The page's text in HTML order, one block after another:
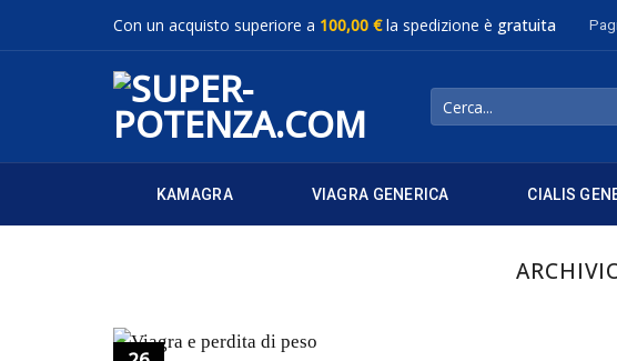
Con un acquisto superiore a 100,00 €la spedizione è gratuita
Cerca:
KAMAGRA VIAGRA GENERICA CIALIS